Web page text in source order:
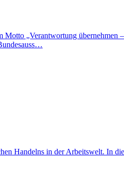
„Verantwortung übernehmen
Handelns in der Arbeitswelt. In